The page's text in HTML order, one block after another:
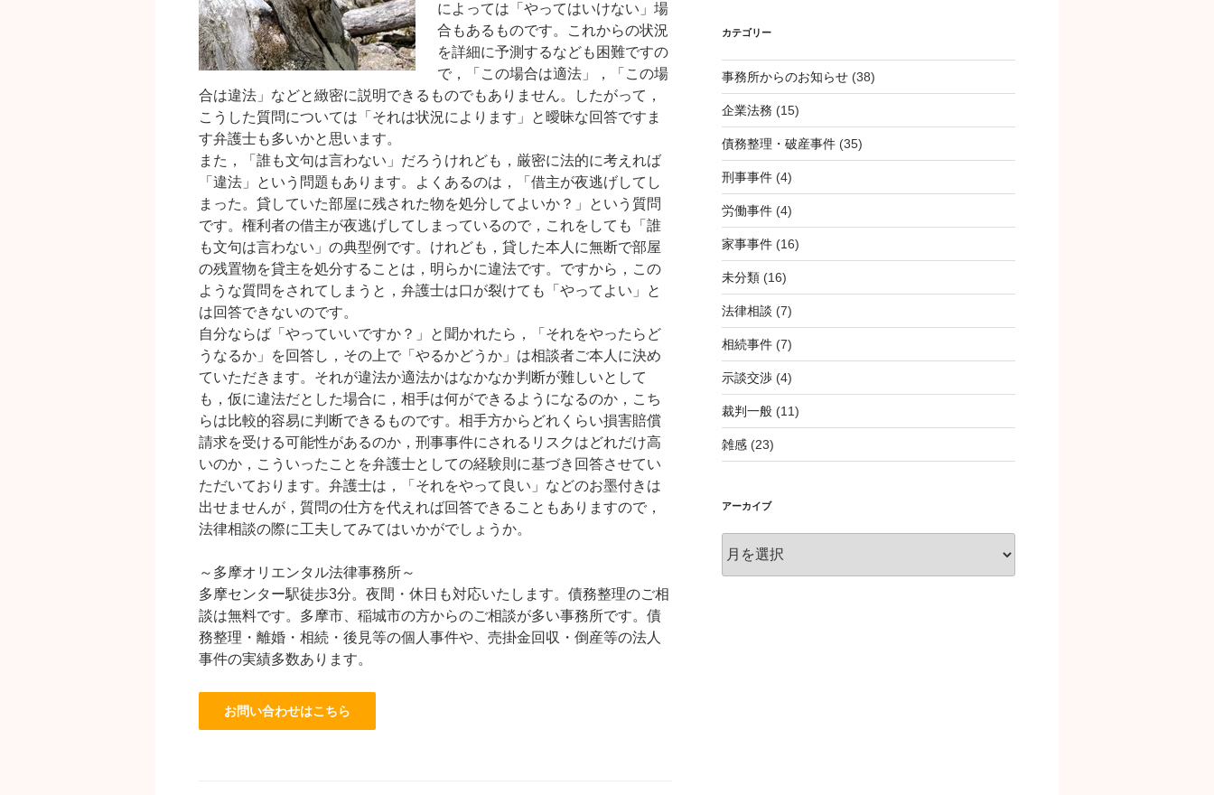
によっては「やってはいけない」場
合もあるものです。これからの状況
を詳細に予測するなども困難ですの
で，「この場合は適法」，「この場
合は違法」などと緻密に説明できるものでもありません。したがって，
こうした質問については「それは状況によります」と曖昧な回答ですま
す弁護士も多いかと思います。
また，「誰も文句は言わない」だろうけれども，厳密に法的に考えれば
「違法」という問題もあります。よくあるのは，「借主が夜逃げしてし
まった。貸していた部屋に残された物を処分してよいか？」という質問
です。権利者の借主が夜逃げしてしまっているので，これをしても「誰
も文句は言わない」の典型例です。けれども，貸した本人に無断で部屋
の残置物を貸主を処分することは，明らかに違法です。ですから，この
ような質問をされてしまうと，弁護士は口が裂けても「やってよい」と
は回答できないのです。
自分ならば「やっていいですか？」と聞かれたら，「それをやったらど
うなるか」を回答し，その上で「やるかどうか」は相談者ご本人に決め
ていただきます。それが違法か適法かはなかなか判断が難しいとして
も，仮に違法だとした場合に，相手は何ができるようになるのか，こち
らは比較的容易に判断できるものです。相手方からどれくらい損害賠償
請求を受ける可能性があるのか，刑事事件にされるリスクはどれだけ高
いのか，こういったことを弁護士としての経験則に基づき回答させてい
ただいております。弁護士は，「それをやって良い」などのお墨付きは
出せませんが，質問の仕方を代えれば回答できることもありますので，
法律相談の際に工夫してみてはいかがでしょうか。
～多摩オリエンタル法律事務所～
多摩センター駅徒歩3分。夜間・休日も対応いたします。債務整理のご相
談は無料です。多摩市、稲城市の方からのご相談が多い事務所です。債
務整理・離婚・相続・後見等の個人事件や、売掛金回収・倒産等の法人
事件の実績多数あります。
カテゴリー
事務所からのお知らせ(38)
企業法務 (15)
債務整理・破産事件(35)
刑事事件(4)
労働事件(4)
家事事件(16)
未分類(16)
法律相談 (7)
相続事件(7)
示談交渉(4)
裁判一般(11)
雑感(23)
アーカイブ
ー